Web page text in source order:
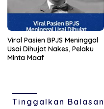
Viral Pasien BPJS Meninggal
Usai Dihujat Nakes, Pelaku
Minta Maaf
Tinggalkan Balasan